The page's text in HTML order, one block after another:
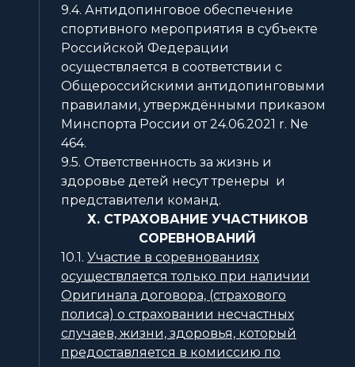
9.4. Антидопинговое обеспечение
спортивного мероприятия в субъекте
Российской Федерации
осуществляется в соответствии с
Общероссийскими антидопинговыми
правилами, утверждёнными приказом
Минспорта России от 24.06.2021 r. Ne
464.
9.5. Ответственность за жизнь и
здоровье детей несут тренеры и
представители команд.
Х. СТРАХОВАНИЕ УЧАСТНИКОВ
СОРЕВНОВАНИЙ
10.1. Участие в соревнованиях
осуществляется только при наличии
Оригинала договора, (страхового
полиса) о страховании несчастных
случаев, жизни, здоровья, который
предоставляется в комиссию по